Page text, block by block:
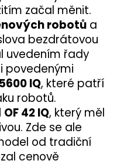
začal měnit.
robotů a
bezdrátovou
uvedením řady
povedenými
IQ, které patří
robotů.
OF 42 IQ, který měl
Zde se ale
od tradiční
cenově